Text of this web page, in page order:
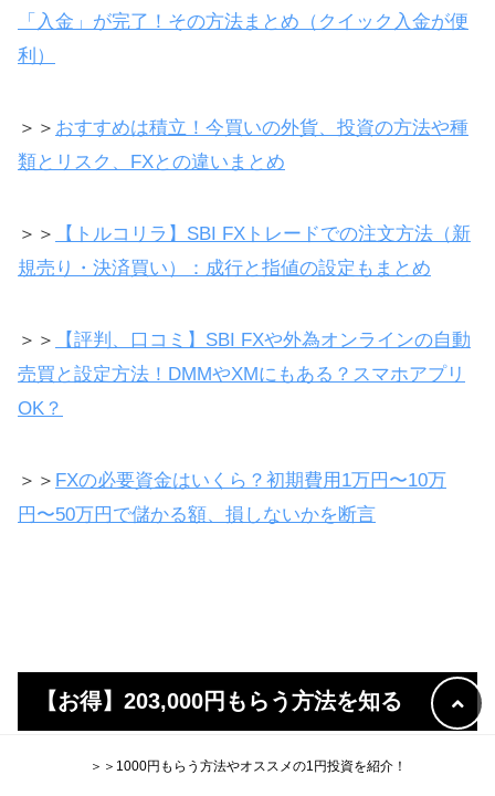
「入金」が完了！その方法まとめ（クイック入金が便
利）
＞＞ おすすめは積立！今買いの外貨、投資の方法や種
類とリスク、FXとの違いまとめ
＞＞
【トルコリラ】SBI FXトレードでの注文方法（新
規売り・決済買い）：成行と指値の設定もまとめ
＞＞
【評判、口コミ】SBI FXや外為オンラインの自動
売買と設定方法！DMMやXMにもある？スマホアプリ
OK？
＞＞ FXの必要資金はいくら？初期費用1万円〜10万
円〜50万円で儲かる額、損しないかを断言
【お得】203,000円もらう方法を知る
＞＞1000円もらう方法やオススメの1円投資を紹介！